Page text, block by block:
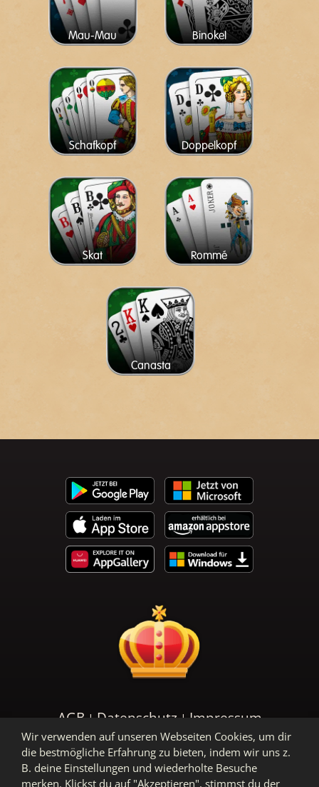
Mau-Mau Binokel
Schafkopf Doppelkopf
Skat Rommé
Canasta
AGB Datenschutz Impressum
Wir verwenden auf unseren Webseiten Cookies, um dir
die bestmögliche Erfahrung zu bieten, indem wir uns z.
B. deine Einstellungen und wiederholte Besuche
merken. Klickst du auf "Akzeptieren", stimmst du der